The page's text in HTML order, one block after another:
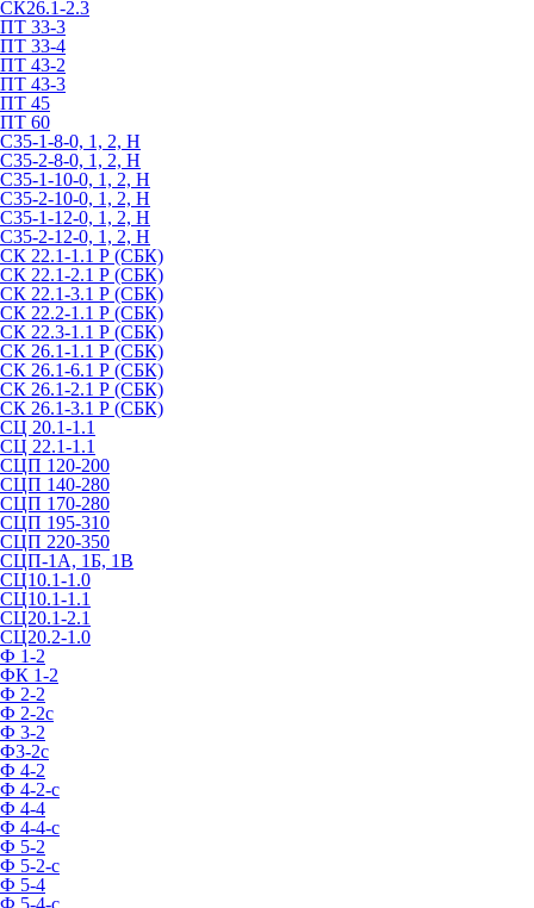
СК26.1-2.3
ПТ 33-3
ПТ 33-4
ПТ 43-2
ПТ 43-3
ПТ 45
ПТ 60
С35-1-8-0, 1, 2, Н
С35-2-8-0, 1, 2, Н
С35-1-10-0, 1, 2, Н
С35-2-10-0, 1, 2, Н
С35-1-12-0, 1, 2, Н
С35-2-12-0, 1, 2, Н
СК 22.1-1.1 Р (СБК)
СК 22.1-2.1 Р (СБК)
СК 22.1-3.1 Р (СБК)
СК 22.2-1.1 Р (СБК)
СК 22.3-1.1 Р (СБК)
СК 26.1-1.1 Р (СБК)
СК 26.1-6.1 Р (СБК)
СК 26.1-2.1 Р (СБК)
СК 26.1-3.1 Р (СБК)
СЦ 20.1-1.1
СЦ 22.1-1.1
СЦП 120-200
СЦП 140-280
СЦП 170-280
СЦП 195-310
СЦП 220-350
СЦП-1А, 1Б, 1В
СЦ10.1-1.0
СЦ10.1-1.1
СЦ20.1-2.1
СЦ20.2-1.0
Ф 1-2
ФК 1-2
Ф 2-2
Ф 2-2с
Ф 3-2
Ф3-2с
Ф 4-2
Ф 4-2-с
Ф 4-4
Ф 4-4-с
Ф 5-2
Ф 5-2-с
Ф 5-4
Ф 5-4-с